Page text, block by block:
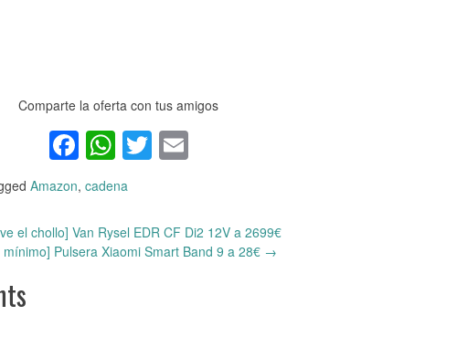
Comparte la oferta con tus amigos
Facebook
WhatsApp
Twitter
Email
Amazon, cadena
el chollo] Van Rysel EDR CF Di2 12V a 2699€
mínimo] Pulsera Xiaomi Smart Band 9 a 28€ →